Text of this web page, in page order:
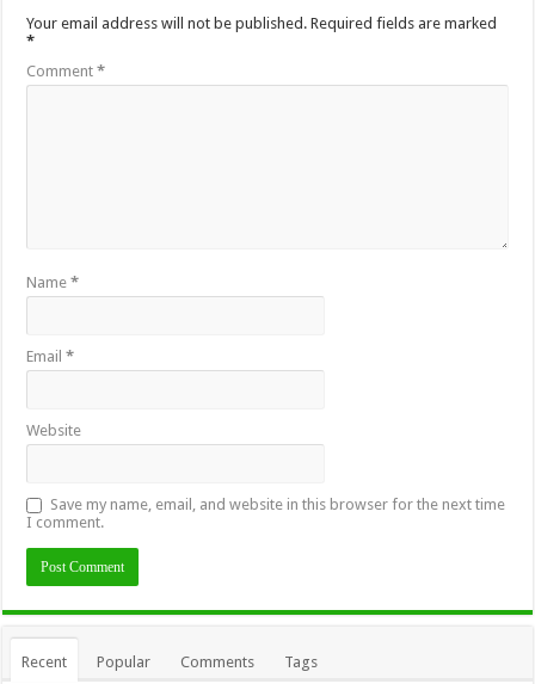
Your email address will not be published. Required fields are marked
*
Comment*
Name*
Email*
Website
Save my name, email, and website in this browser for the next time
I comment.
Recent Popular Comments Tags